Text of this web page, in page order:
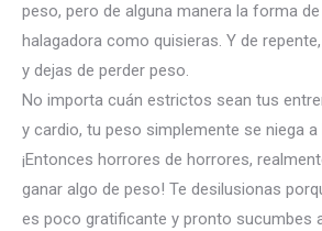
peso, pero de alguna manera la forma
halagadora como quisieras. Y de
y dejas de perder peso.
No importa cuán estrictos sean tus
y cardio, tu peso simplemente se niega a
¡Entonces horrores de horrores,
ganar algo de peso! Te desilusionas
es poco gratificante y pronto sucumbes